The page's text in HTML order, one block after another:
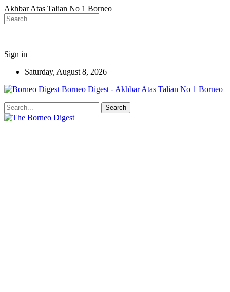
Akhbar Atas Talian No 1 Borneo
Sign in
Saturday, August 8, 2026
Borneo Digest - Akhbar Atas Talian No 1 Borneo